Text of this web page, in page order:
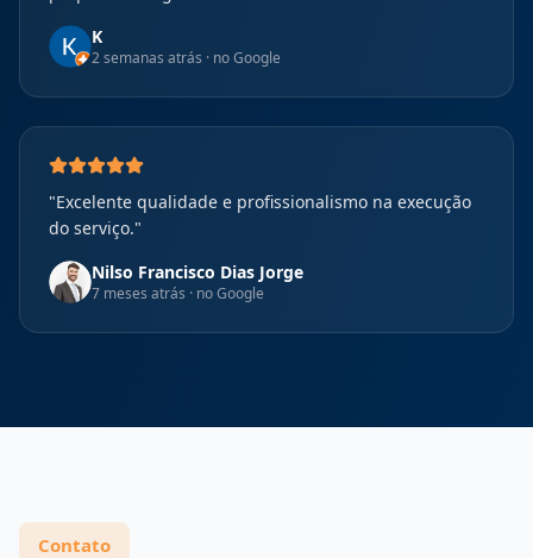
K
2 semanas atrás · no Google
"Excelente qualidade e profissionalismo na execução
do serviço."
Nilso Francisco Dias Jorge
7 meses atrás · no Google
Contato